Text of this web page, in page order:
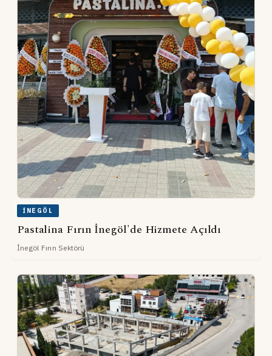
İNEGÖL
Pastalina Fırın İnegöl'de Hizmete Açıldı
İnegöl Fırın Sektörü